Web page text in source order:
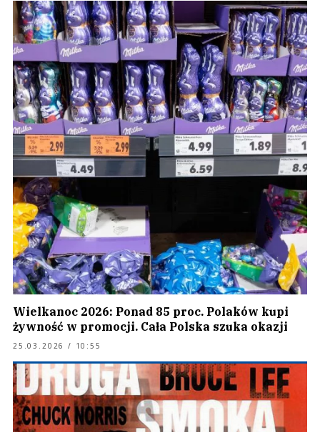
Wielkanoc 2026: Ponad 85 proc. Polaków kupi
żywność w promocji. Cała Polska szuka okazji
25.03.2026 / 10:55